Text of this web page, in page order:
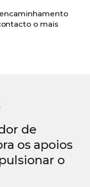
o mais
de
os apoios
o